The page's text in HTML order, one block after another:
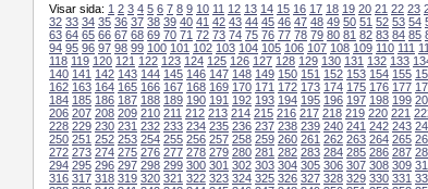
Visar sida: 1 2 3 4 5 6 7 8 9 10 11 12 13 14 15 16 17 18 19 20 21 22 23
32 33 34 35 36 37 38 39 40 41 42 43 44 45 46 47 48 49 50 51 52 53 54
63 64 65 66 67 68 69 70 71 72 73 74 75 76 77 78 79 80 81 82 83 84 85
94 95 96 97 98 99 100 101 102 103 104 105 106 107 108 109 110 111
118 119 120 121 122 123 124 125 126 127 128 129 130 131 132 133
140 141 142 143 144 145 146 147 148 149 150 151 152 153 154 155
162 163 164 165 166 167 168 169 170 171 172 173 174 175 176 177
184 185 186 187 188 189 190 191 192 193 194 195 196 197 198 199
206 207 208 209 210 211 212 213 214 215 216 217 218 219 220 221
228 229 230 231 232 233 234 235 236 237 238 239 240 241 242 243
250 251 252 253 254 255 256 257 258 259 260 261 262 263 264 265
272 273 274 275 276 277 278 279 280 281 282 283 284 285 286 287
294 295 296 297 298 299 300 301 302 303 304 305 306 307 308 309
316 317 318 319 320 321 322 323 324 325 326 327 328 329 330 331